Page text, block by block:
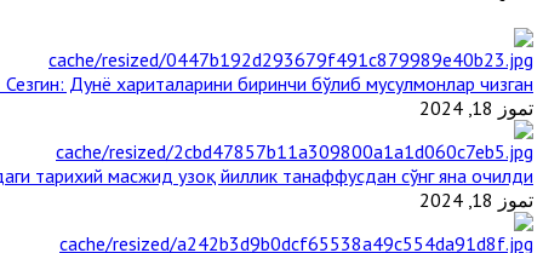
Дунё хариталарини биринчи бўлиб мусулмонлар чизган
تموز 18, 2024
тарихий масжид узоқ йиллик танаффусдан сўнг яна очилди
تموز 18, 2024